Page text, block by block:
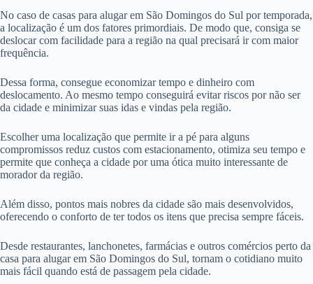
No caso de casas para alugar em São Domingos do Sul por temporada,
a localização é um dos fatores primordiais. De modo que, consiga se
deslocar com facilidade para a região na qual precisará ir com maior
frequência.
Dessa forma, consegue economizar tempo e dinheiro com
deslocamento. Ao mesmo tempo conseguirá evitar riscos por não ser
da cidade e minimizar suas idas e vindas pela região.
Escolher uma localização que permite ir a pé para alguns
compromissos reduz custos com estacionamento, otimiza seu tempo e
permite que conheça a cidade por uma ótica muito interessante de
morador da região.
Além disso, pontos mais nobres da cidade são mais desenvolvidos,
oferecendo o conforto de ter todos os itens que precisa sempre fáceis.
Desde restaurantes, lanchonetes, farmácias e outros comércios perto da
casa para alugar em São Domingos do Sul, tornam o cotidiano muito
mais fácil quando está de passagem pela cidade.